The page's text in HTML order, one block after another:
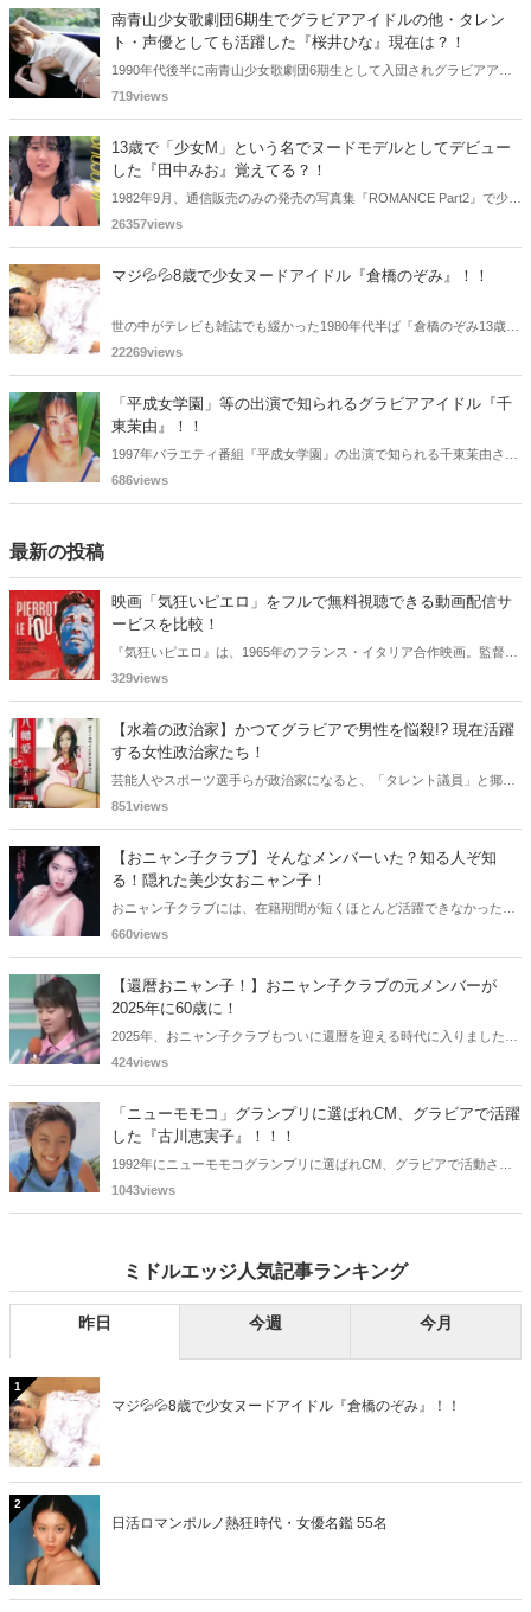
みました。
南青山少女歌劇団6期生でグラビアアイドルの他・タレン
ト・声優としても活躍した『桜井ひな』現在は？！
1990年代後半に南青山少女歌劇団6期生として入団されグラビアアイ
ドル、女優、タレント、声優としても活躍した桜井ひなさん。懐かし
719views
13歳で「少女M」という名でヌードモデルとしてデビュー
した『田中みお』覚えてる？！
1982年9月、通信販売のみの発売の写真集『ROMANCE Part2』で少女
Mという特異な芸名でヌードモデルとしてデビューした田中みおさん
26357views
マジ💦💦8歳で少女ヌードアイドル『倉橋のぞみ』！！
世の中がテレビも雑誌でも緩かった1980年代半ば『倉橋のぞみ13歳』
で20万部を売り切るという空前の大ヒットを記録した少女ヌードアイ
22269views
「平成女学園」等の出演で知られるグラビアアイドル『千
東茉由』！！
1997年バラエティ番組『平成女学園』の出演で知られる千東茉由さ
ん。活動期間も短く僅か2年くらいで引退されました。懐かしく思い
686views
最新の投稿
映画「気狂いピエロ」をフルで無料視聴できる動画配信サ
ービスを比較！
『気狂いピエロ』は、1965年のフランス・イタリア合作映画。監督は
ジャン＝リュック・ゴダール。アンナ・カリーナ、ジャン＝ポール・
をご紹介します。
329views
【水着の政治家】かつてグラビアで男性を悩殺!? 現在活躍
する女性政治家たち！
芸能人やスポーツ選手らが政治家になると、「タレント議員」と揶揄
されることがありますが、同時に、"タレントとしての活躍" が再注目
わどいショットで多くの男性を魅了した女性も!? 今回は、そんなグラ
ビアで活躍した女性政治家6名をご紹介します。
851views
【おニャン子クラブ】そんなメンバーいた？知る人ぞ知
る！隠れた美少女おニャン子！
おニャン子クラブには、在籍期間が短くほとんど活躍できなかったも
のの、知る人ぞ知る "美少女おニャン子" がいました。それも、強制的
子まで様々です。今回は、筆者の独断と偏見で、4人の "隠れ美少女お
ニャン子" をご紹介します。
660views
【還暦おニャン子！】おニャン子クラブの元メンバーが
2025年に60歳に！
2025年、おニャン子クラブもついに還暦を迎える時代に入りました。
おニャン子クラブの元メンバーは全員が昭和40年代生まれで、そのう
れ）の二人です。しかも、この二人には年齢以外の共通点もありま
す。さて、誰と誰でしょうか？
424views
「ニューモモコ」グランプリに選ばれCM、グラビアで活躍
した『古川恵実子』！！！
1992年にニューモモコグランプリに選ばれCM、グラビアで活動され
ていた古川恵実子さん。2010年3月頃まではラジオDJを担当されてい
1043views
ミドルエッジ人気記事ランキング
昨日 今週 今月
1
マジ💦💦8歳で少女ヌードアイドル『倉橋のぞみ』！！
2
日活ロマンポルノ熱狂時代・女優名鑑 55名